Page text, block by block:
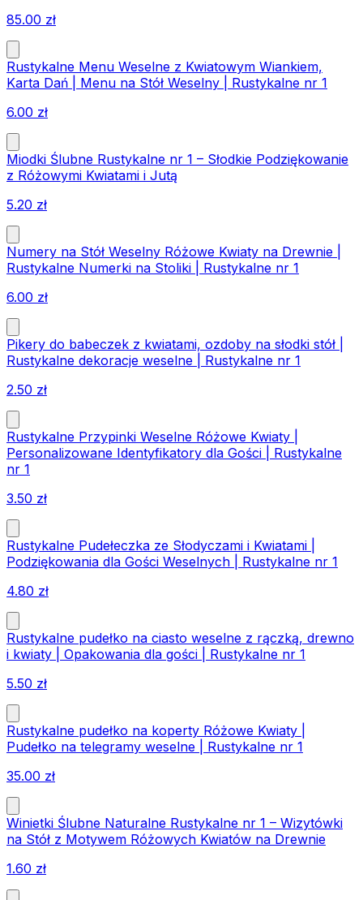
85.00 zł
Rustykalne Menu Weselne z Kwiatowym Wiankiem,
Karta Dań | Menu na Stół Weselny | Rustykalne nr 1
6.00 zł
Miodki Ślubne Rustykalne nr 1 – Słodkie Podziękowanie
z Różowymi Kwiatami i Jutą
5.20 zł
Numery na Stół Weselny Różowe Kwiaty na Drewnie |
Rustykalne Numerki na Stoliki | Rustykalne nr 1
6.00 zł
Pikery do babeczek z kwiatami, ozdoby na słodki stół |
Rustykalne dekoracje weselne | Rustykalne nr 1
2.50 zł
Rustykalne Przypinki Weselne Różowe Kwiaty |
Personalizowane Identyfikatory dla Gości | Rustykalne
nr 1
3.50 zł
Rustykalne Pudełeczka ze Słodyczami i Kwiatami |
Podziękowania dla Gości Weselnych | Rustykalne nr 1
4.80 zł
Rustykalne pudełko na ciasto weselne z rączką, drewno
i kwiaty | Opakowania dla gości | Rustykalne nr 1
5.50 zł
Rustykalne pudełko na koperty Różowe Kwiaty |
Pudełko na telegramy weselne | Rustykalne nr 1
35.00 zł
Winietki Ślubne Naturalne Rustykalne nr 1 – Wizytówki
na Stół z Motywem Różowych Kwiatów na Drewnie
1.60 zł